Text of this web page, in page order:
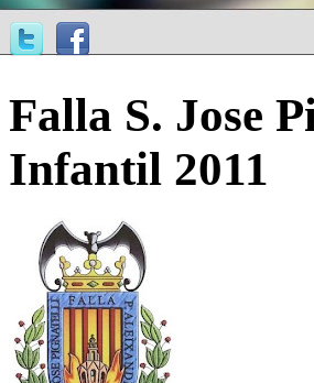
Falla S. Jose
Infantil 2011